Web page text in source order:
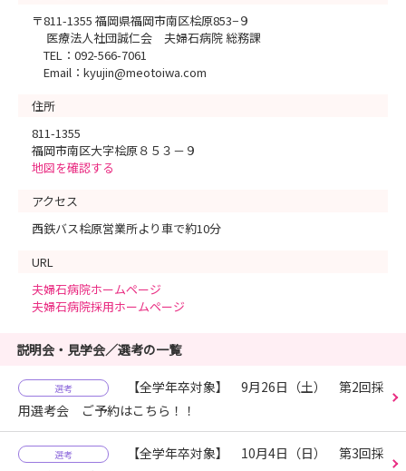
〒811-1355 福岡県福岡市南区桧原853−９
医療法人社団誠仁会 夫婦石病院 総務課
TEL：092-566-7061
Email：kyujin@meotoiwa.com
住所
811-1355
福岡市南区大字桧原８５３－９
地図を確認する
アクセス
西鉄バス桧原営業所より車で約10分
URL
夫婦石病院ホームページ
夫婦石病院採用ホームページ
説明会・見学会／選考の一覧
選考
【全学年卒対象】 9月26日（土） 第2回採
用選考会 ご予約はこちら！！
選考
【全学年卒対象】 10月4日（日） 第3回採